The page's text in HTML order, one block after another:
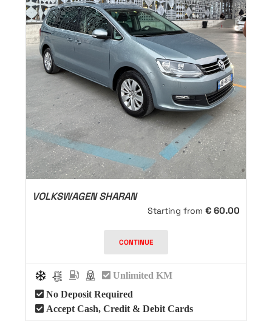
VOLKSWAGEN SHARAN
Starting from € 60.00
CONTINUE
Unlimited KM
No Deposit Required
Accept Cash, Credit & Debit Cards